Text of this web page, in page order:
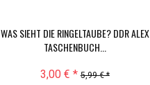
WAS SIEHT DIE RINGELTAUBE? DDR ALEX
TASCHENBUCH...
3,00 € * 5,99 € *